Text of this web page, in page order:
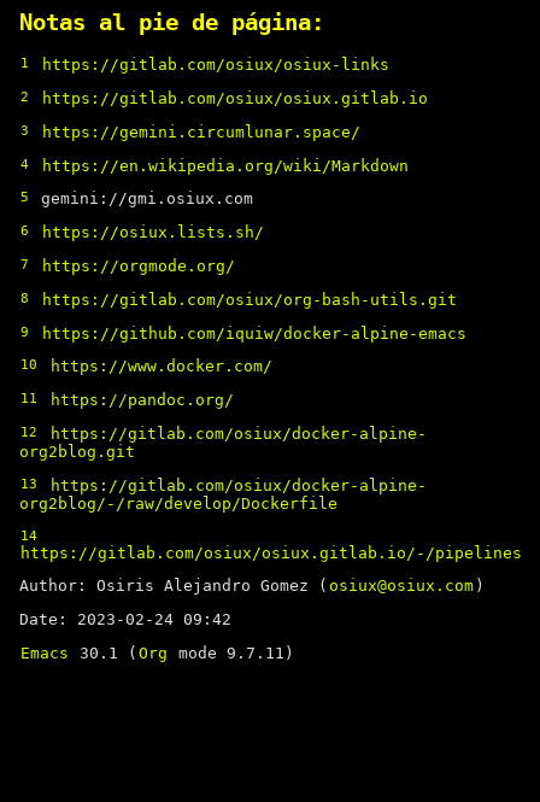
Notas al pie de página:
1 https://gitlab.com/osiux/osiux-links
2 https://gitlab.com/osiux/osiux.gitlab.io
3 https://gemini.circumlunar.space/
4 https://en.wikipedia.org/wiki/Markdown
5 gemini://gmi.osiux.com
6 https://osiux.lists.sh/
7 https://orgmode.org/
8 https://gitlab.com/osiux/org-bash-utils.git
9 https://github.com/iquiw/docker-alpine-emacs
10 https://www.docker.com/
11 https://pandoc.org/
12
https://gitlab.com/osiux/docker-alpine-
org2blog.git
13
https://gitlab.com/osiux/docker-alpine-
org2blog/-/raw/develop/Dockerfile
14
https://gitlab.com/osiux/osiux.gitlab.io/-/pipelines
Author: Osiris Alejandro Gomez ( osiux@osiux.com )
Date: 2023-02-24 09:42
Emacs
30.1 ( Org mode 9.7.11)